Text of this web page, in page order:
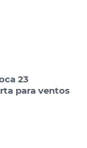
23
para ventos